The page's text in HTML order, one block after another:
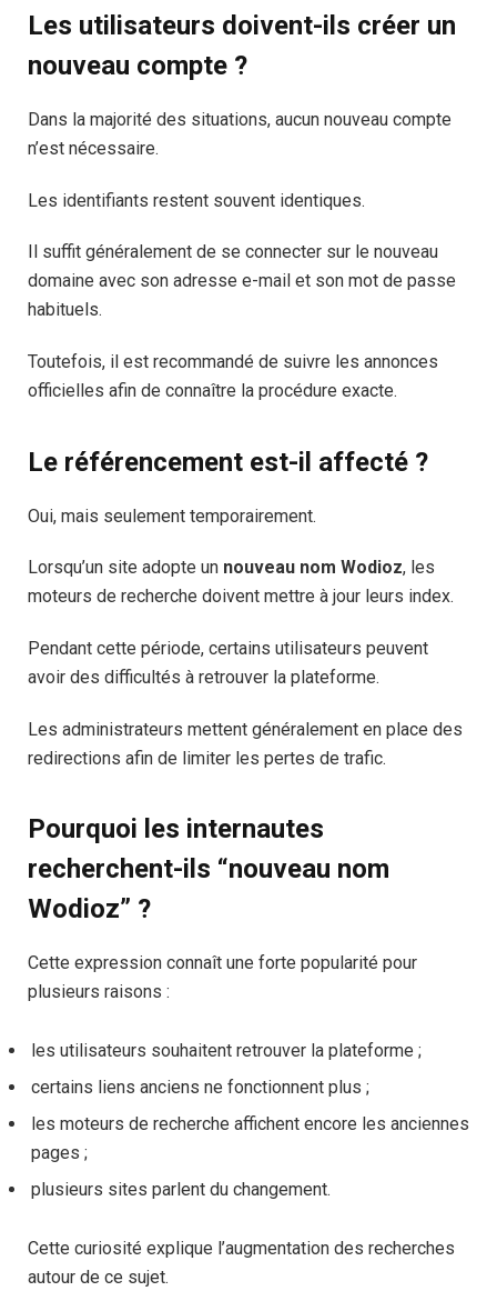
Les utilisateurs doivent-ils créer un
nouveau compte ?
Dans la majorité des situations, aucun nouveau compte
n’est nécessaire.
Les identifiants restent souvent identiques.
Il suffit généralement de se connecter sur le nouveau
domaine avec son adresse e-mail et son mot de passe
habituels.
Toutefois, il est recommandé de suivre les annonces
officielles afin de connaître la procédure exacte.
Le référencement est-il affecté ?
Oui, mais seulement temporairement.
Lorsqu’un site adopte un nouveau nom Wodioz, les
moteurs de recherche doivent mettre à jour leurs index.
Pendant cette période, certains utilisateurs peuvent
avoir des difficultés à retrouver la plateforme.
Les administrateurs mettent généralement en place des
redirections afin de limiter les pertes de trafic.
Pourquoi les internautes
recherchent-ils “nouveau nom
Wodioz” ?
Cette expression connaît une forte popularité pour
plusieurs raisons :
les utilisateurs souhaitent retrouver la plateforme ;
certains liens anciens ne fonctionnent plus ;
les moteurs de recherche affichent encore les anciennes
pages ;
plusieurs sites parlent du changement.
Cette curiosité explique l’augmentation des recherches
autour de ce sujet.